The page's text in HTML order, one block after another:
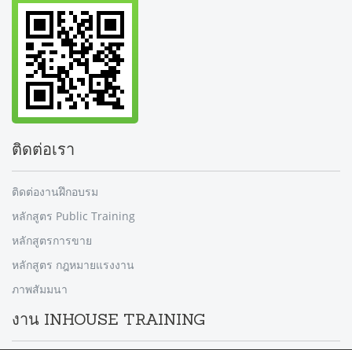
ติดต่อเรา
ติดต่องานฝึกอบรม
หลักสูตร Public Training
หลักสูตรการขาย
หลักสูตร กฎหมายแรงงาน
ภาพสัมมนา
งาน INHOUSE TRAINING